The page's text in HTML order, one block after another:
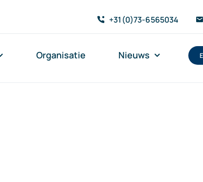
+31(0)73-6565034
Organisatie Nieuws